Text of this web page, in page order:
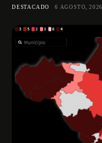
DESTACADO 6 AGOSTO, 2026